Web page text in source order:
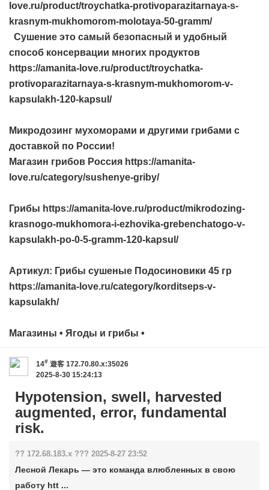
love.ru/product/troychatka-protivoparazitarnaya-s-
krasnym-mukhomorom-molotaya-50-gramm/
Сушение это самый безопасный и удобный
способ консервации многих продуктов
https://amanita-love.ru/product/troychatka-
protivoparazitarnaya-s-krasnym-mukhomorom-v-
kapsulakh-120-kapsul/
Микродозинг мухоморами и другими грибами с
доставкой по России!
Магазин грибов Россия https://amanita-
love.ru/category/sushenye-griby/
Грибы https://amanita-love.ru/product/mikrodozing-
krasnogo-mukhomora-i-ezhovika-grebenchatogo-v-
kapsulakh-po-0-5-gramm-120-kapsul/
Артикул: Грибы сушеные Подосиновики 45 гр
https://amanita-love.ru/category/korditseps-v-
kapsulakh/
Магазины • Ягоды и грибы •
14# 遊客 172.70.80.x:35026
2025-8-30 15:24:13
Hypotension, swell, harvested
augmented, error, fundamental
risk.
?? 172.68.183.x ??? 2025-8-27 23:52
Лесной Лекарь — это команда влюбленных в свою
работу htt ...